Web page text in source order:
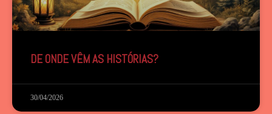
DE ONDE VÊM AS HISTÓRIAS?
30/04/2026